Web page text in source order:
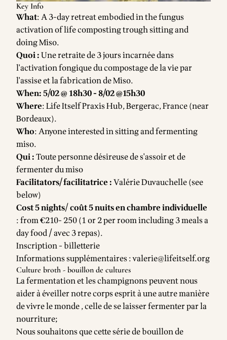
Key Info
What: A 3-day retreat embodied in the fungus
activation of life composting trough sitting and
doingMiso.
Quoi :Une retraite de 3 jours incarnée dans
l'activation fongique du compostage de la vie par
l'assise et la fabrication deMiso.
When: 5/02 @ 18h30 - 8/02 @15h30
Where:Life Itself Praxis Hub, Bergerac, France(near
Bordeaux).
Who: Anyone interested in sitting and fermenting
miso.
Qui :Toute personne désireuse de s'assoir et de
fermenter du miso
Facilitators/ facilitatrice :Valérie Duvauchelle (see
below)
Cost 5 nights/coût 5 nuitsen chambre individuelle
: from €210- 250 (1 or 2 per room including 3 meals a
day food / avec 3 repas).
Inscription - billetterie
Informations supplémentaires :valerie@lifeitself.org
Culture broth - bouillon de cultures
La fermentation et les champignons peuvent nous
aider à éveiller notre corps esprit à une autre manière
de vivre le monde , celle de se laisser fermenter par la
nourriture;
Nous souhaitons que cette série de bouillon de